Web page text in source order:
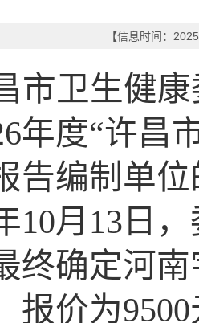
【信息时间：
市卫生健
年度“许昌
告编制单
10月 13 日
终确定河
报价为9500